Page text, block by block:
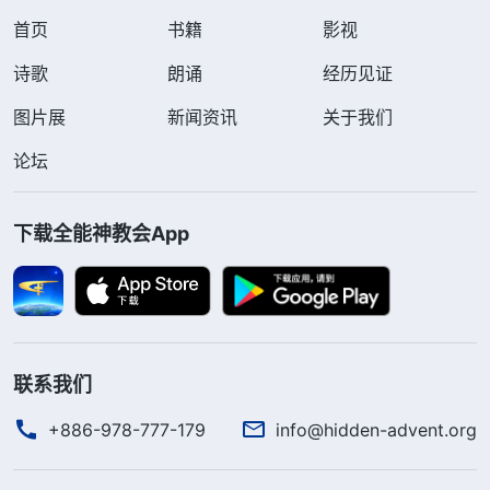
首页 书籍
影视
诗歌
朗诵
经历见证
图片展
新闻资讯
关于我们
论坛
下载全能神教会App
联系我们
+886-978-777-179 info@hidden-advent.org